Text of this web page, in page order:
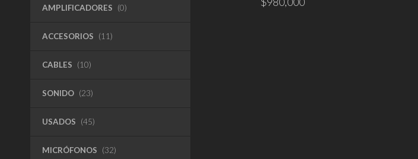
AMPLIFICADORES (0)
ACCESORIOS (11)
CABLES (10)
SONIDO (23)
USADOS (45)
MICRÓFONOS (32)